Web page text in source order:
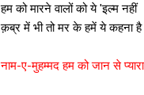
हम को मारने वालों को ये 'इल्म नहीं
क़ब्र में भी तो मर के हमें ये कहना है
नाम-ए-मुहम्मद हम को जान से